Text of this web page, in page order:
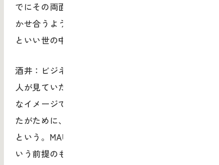
でにその両面性を持っているということを気づ
かせ合うような相互作用が起きてくれば、もっ
といい世の中になると思います。
酒井：ビジネスサイドの人とデザインサイドの
人が見ていたのは実は同じものだった、みたい
なイメージでしょうか。単に見る方向を意識し
たがために、そこに認識の違いが出てしまった
という。MAU bdpでは、同じものを見ていると
いう前提のもとで協業していくスタイルをつく